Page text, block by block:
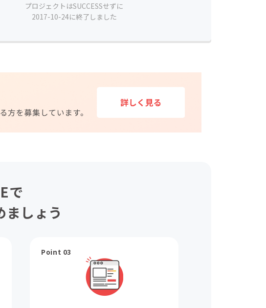
プロジェクトはSUCCESSせずに
2017-10-24に終了しました
で
ましょう
Point 03